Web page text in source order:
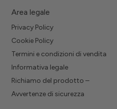
Area legale
Privacy Policy
Cookie Policy
Termini e condizioni di vendita
Informativa legale
Richiamo del prodotto –
Avvertenze di sicurezza